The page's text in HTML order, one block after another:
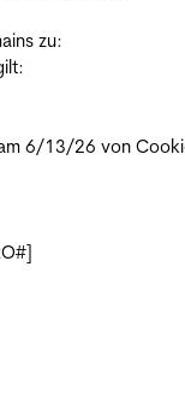
zu:
6/13/26 von